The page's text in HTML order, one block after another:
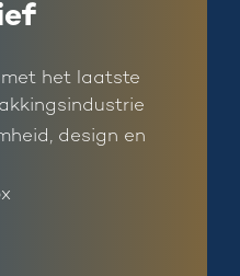
het laatste
design en